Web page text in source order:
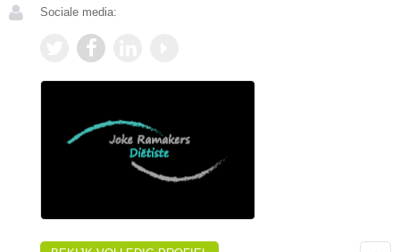
Sociale media: